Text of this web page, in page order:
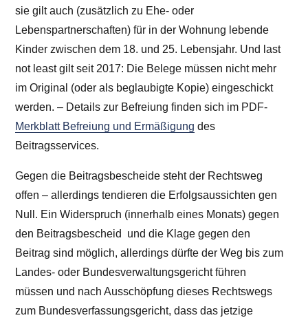
sie gilt auch (zusätzlich zu Ehe- oder
Lebenspartnerschaften) für in der Wohnung lebende
Kinder zwischen dem 18. und 25. Lebensjahr. Und last
not least gilt seit 2017: Die Belege müssen nicht mehr
im Original (oder als beglaubigte Kopie) eingeschickt
werden. – Details zur Befreiung finden sich im PDF-
Merkblatt Befreiung und Ermäßigung des
Beitragsservices.
Gegen die Beitragsbescheide steht der Rechtsweg
offen – allerdings tendieren die Erfolgsaussichten gen
Null. Ein Widerspruch (innerhalb eines Monats) gegen
den Beitragsbescheid und die Klage gegen den
Beitrag sind möglich, allerdings dürfte der Weg bis zum
Landes- oder Bundesverwaltungsgericht führen
müssen und nach Ausschöpfung dieses Rechtswegs
zum Bundesverfassungsgericht, dass das jetzige